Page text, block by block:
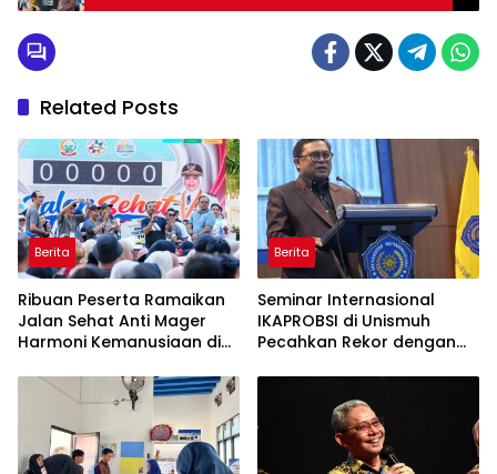
Related Posts
Berita
Ribuan Peserta Ramaikan
Jalan Sehat Anti Mager
Harmoni Kemanusiaan di
Berita
Seminar Internasional
IKAPROBSI di Unismuh
Pecahkan Rekor dengan